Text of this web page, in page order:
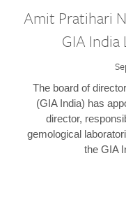
Amit Pratihari
GIA
The board of
(GIA India) has
director,
gemological
the GIA